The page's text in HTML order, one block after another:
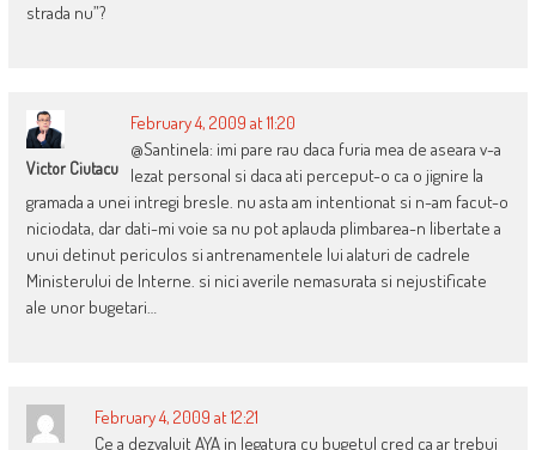
strada nu”?
Victor Ciutacu
February 4, 2009 at 11:20
@Santinela: imi pare rau daca furia mea de aseara v-a
lezat personal si daca ati perceput-o ca o jignire la
gramada a unei intregi bresle. nu asta am intentionat si n-am facut-o
niciodata, dar dati-mi voie sa nu pot aplauda plimbarea-n libertate a
unui detinut periculos si antrenamentele lui alaturi de cadrele
Ministerului de Interne. si nici averile nemasurata si nejustificate
ale unor bugetari…
February 4, 2009 at 12:21
Ce a dezvaluit AYA in legatura cu bugetul cred ca ar trebui